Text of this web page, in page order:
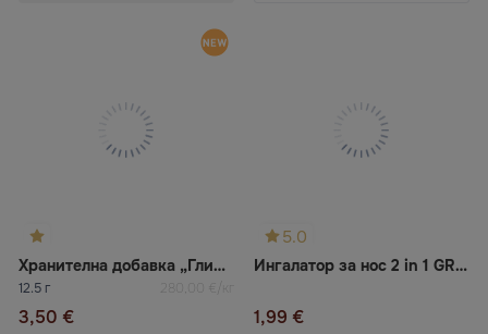
Хранителна добавка „Глицин“
12.5 г 280,00 €/кг
3,50 €
5.0
Ингалатор за нос 2 in 1 GREEN HERB
1,99 €